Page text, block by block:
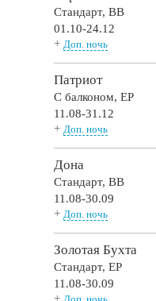
Стандарт,BB
01.10-24.12
+Доп. ночь
Патриот
С балконом,EP
11.08-31.12
+Доп. ночь
Дона
Стандарт,BB
11.08-30.09
+Доп. ночь
Золотая Бухта
Стандарт,EP
11.08-30.09